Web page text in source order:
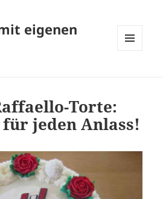
eigenen
Torte:
jeden Anlass!